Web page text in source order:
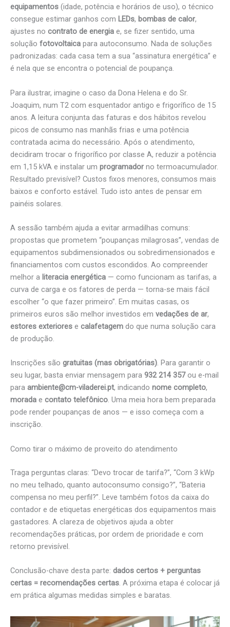
equipamentos (idade, potência e horários de uso), o técnico
consegue estimar ganhos com LEDs, bombas de calor,
ajustes no contrato de energia e, se fizer sentido, uma
solução fotovoltaica para autoconsumo. Nada de soluções
padronizadas: cada casa tem a sua “assinatura energética” e
é nela que se encontra o potencial de poupança.
Para ilustrar, imagine o caso da Dona Helena e do Sr.
Joaquim, num T2 com esquentador antigo e frigorífico de 15
anos. A leitura conjunta das faturas e dos hábitos revelou
picos de consumo nas manhãs frias e uma potência
contratada acima do necessário. Após o atendimento,
decidiram trocar o frigorífico por classe A, reduzir a potência
em 1,15 kVA e instalar um programador no termoacumulador.
Resultado previsível? Custos fixos menores, consumos mais
baixos e conforto estável. Tudo isto antes de pensar em
painéis solares.
A sessão também ajuda a evitar armadilhas comuns:
propostas que prometem “poupanças milagrosas”, vendas de
equipamentos subdimensionados ou sobredimensionados e
financiamentos com custos escondidos. Ao compreender
melhor a literacia energética — como funcionam as tarifas, a
curva de carga e os fatores de perda — torna-se mais fácil
escolher “o que fazer primeiro”. Em muitas casas, os
primeiros euros são melhor investidos em vedações de ar,
estores exteriores e calafetagem do que numa solução cara
de produção.
Inscrições são gratuitas (mas obrigatórias). Para garantir o
seu lugar, basta enviar mensagem para 932 214 357ou e-mail
para ambiente@cm-viladerei.pt, indicando nome completo,
morada e contato telefônico. Uma meia hora bem preparada
pode render poupanças de anos — e isso começa com a
inscrição.
Como tirar o máximo de proveito do atendimento
Traga perguntas claras: “Devo trocar de tarifa?”, “Com 3 kWp
no meu telhado, quanto autoconsumo consigo?”, “Bateria
compensa no meu perfil?”. Leve também fotos da caixa do
contador e de etiquetas energéticas dos equipamentos mais
gastadores. A clareza de objetivos ajuda a obter
recomendações práticas, por ordem de prioridade e com
retorno previsível.
Conclusão-chave desta parte: dados certos + perguntas
certas = recomendações certas. A próxima etapa é colocar já
em prática algumas medidas simples e baratas.